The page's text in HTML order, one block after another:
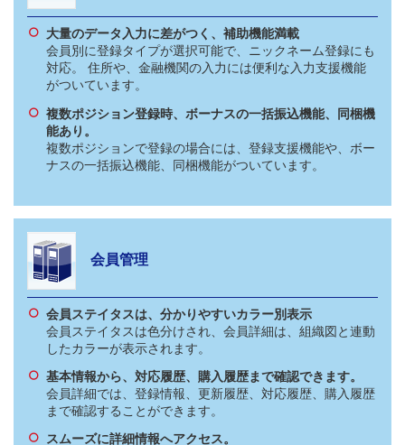
大量のデータ入力に差がつく、補助機能満載
会員別に登録タイプが選択可能で、ニックネーム登録にも
対応。 住所や、金融機関の入力には便利な入力支援機能
がついています。
複数ポジション登録時、ボーナスの一括振込機能、同梱機
能あり。
複数ポジションで登録の場合には、登録支援機能や、ボー
ナスの一括振込機能、同梱機能がついています。
会員管理
会員ステイタスは、分かりやすいカラー別表示
会員ステイタスは色分けされ、会員詳細は、組織図と連動
したカラーが表示されます。
基本情報から、対応履歴、購入履歴まで確認できます。
会員詳細では、登録情報、更新履歴、対応履歴、購入履歴
まで確認することができます。
スムーズに詳細情報へアクセス。